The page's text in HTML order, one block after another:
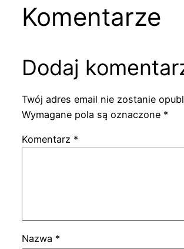
Komentarze
Dodaj
Twój adres email nie zostanie
Wymagane pola są oznaczone *
Komentarz *
Nazwa *